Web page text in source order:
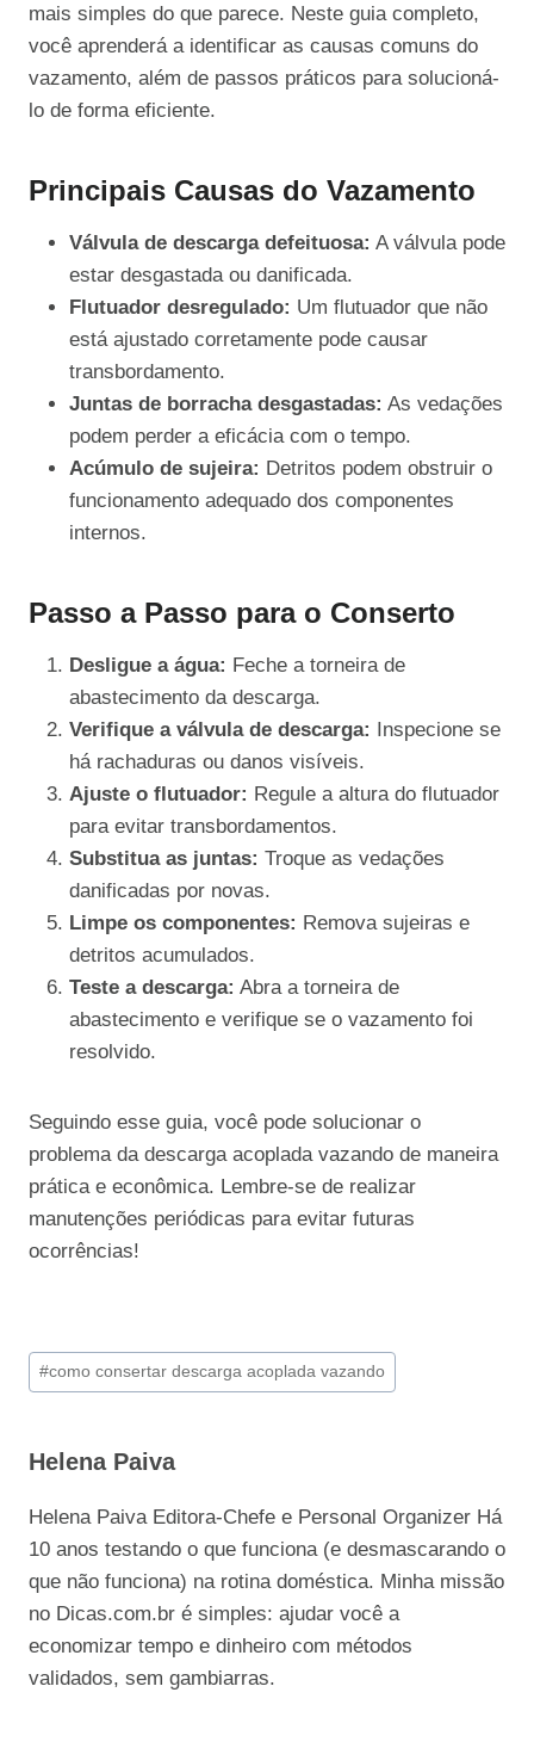
mais simples do que parece. Neste guia completo,
você aprenderá a identificar as causas comuns do
vazamento, além de passos práticos para solucioná-
lo de forma eficiente.
Principais Causas do Vazamento
Válvula de descarga defeituosa: A válvula pode
estar desgastada ou danificada.
Flutuador desregulado: Um flutuador que não
está ajustado corretamente pode causar
transbordamento.
Juntas de borracha desgastadas: As vedações
podem perder a eficácia com o tempo.
Acúmulo de sujeira: Detritos podem obstruir o
funcionamento adequado dos componentes
internos.
Passo a Passo para o Conserto
Desligue a água: Feche a torneira de
abastecimento da descarga.
Verifique a válvula de descarga: Inspecione se
há rachaduras ou danos visíveis.
Ajuste o flutuador: Regule a altura do flutuador
para evitar transbordamentos.
Substitua as juntas: Troque as vedações
danificadas por novas.
Limpe os componentes: Remova sujeiras e
detritos acumulados.
Teste a descarga: Abra a torneira de
abastecimento e verifique se o vazamento foi
resolvido.
Seguindo esse guia, você pode solucionar o
problema da descarga acoplada vazando de maneira
prática e econômica. Lembre-se de realizar
manutenções periódicas para evitar futuras
ocorrências!
Tags
do
#como consertar descarga acoplada vazando
Helena Paiva
Helena Paiva Editora-Chefe e Personal Organizer Há
10 anos testando o que funciona (e desmascarando o
que não funciona) na rotina doméstica. Minha missão
no Dicas.com.br é simples: ajudar você a
economizar tempo e dinheiro com métodos
validados, sem gambiarras.